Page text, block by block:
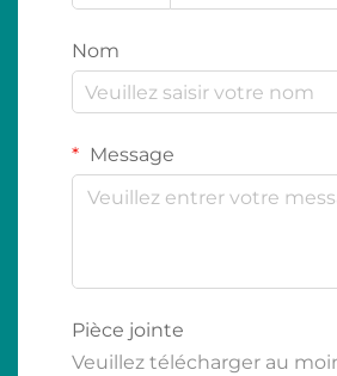
Nom
Message
Pièce jointe
Veuillez télécharger au